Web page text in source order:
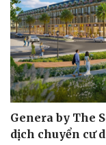
Genera by The
dịch chuyển cư